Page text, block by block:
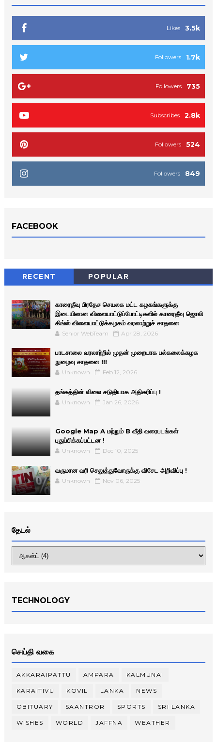
3.5k
Likes
1.7k
Followers
735
Followers
2.8k
Subscribes
524
Followers
849
Followers
FACEBOOK
RECENT POPULAR
காரைதீவு பிரதேச செயலக மட்ட கழகங்களுக்கு
இடையிலான விளையாட்டுப்போட்டிகளில் காரைதீவு ஜொலி
கிங்ஸ் விளையாட்டுக்கழகம் வரலாற்றுச் சாதனை
Senior WebTeam Apr 28, 2026
பாடசாலை வரலாற்றில் முதன் முறையாக பல்கலைக்கழக
நுழைவு சாதனை !!!
Unknown Feb 12, 2026
தங்கத்தின் விலை சடுதியாக அதிகரிப்பு !
Unknown Jan 26, 2026
Google Map A மற்றும் B வீதி வரைபடங்கள்
புதுப்பிக்கப்பட்டன !
Unknown Dec 10, 2025
வருமான வரி செலுத்துவோருக்கு விசேட அறிவிப்பு !
Unknown Nov 06, 2025
தேடல்
TECHNOLOGY
செய்தி வகை
AKKARAIPATTU AMPARA KALMUNAI
KARAITIVU KOVIL LANKA NEWS
OBITUARY SAANTROR SPORTS SRI LANKA
WISHES WORLD JAFFNA WEATHER